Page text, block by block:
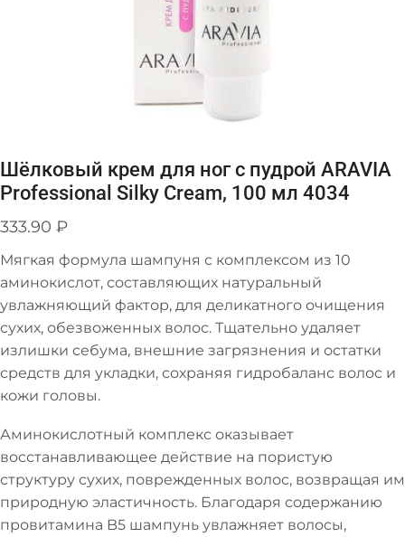
Шёлковый крем для ног с пудрой ARAVIA
Professional Silky Cream, 100 мл 4034
333.90 ₽
Мягкая формула шампуня с комплексом из 10
аминокислот, составляющих натуральный
увлажняющий фактор, для деликатного очищения
сухих, обезвоженных волос. Тщательно удаляет
излишки себума, внешние загрязнения и остатки
средств для укладки, сохраняя гидробаланс волос и
кожи головы.
Аминокислотный комплекс оказывает
восстанавливающее действие на пористую
структуру сухих, поврежденных волос, возвращая им
природную эластичность. Благодаря содержанию
провитамина B5 шампунь увлажняет волосы,